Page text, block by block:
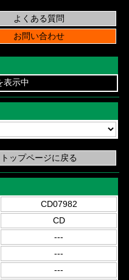
表示中
CD07982
CD
---
---
---